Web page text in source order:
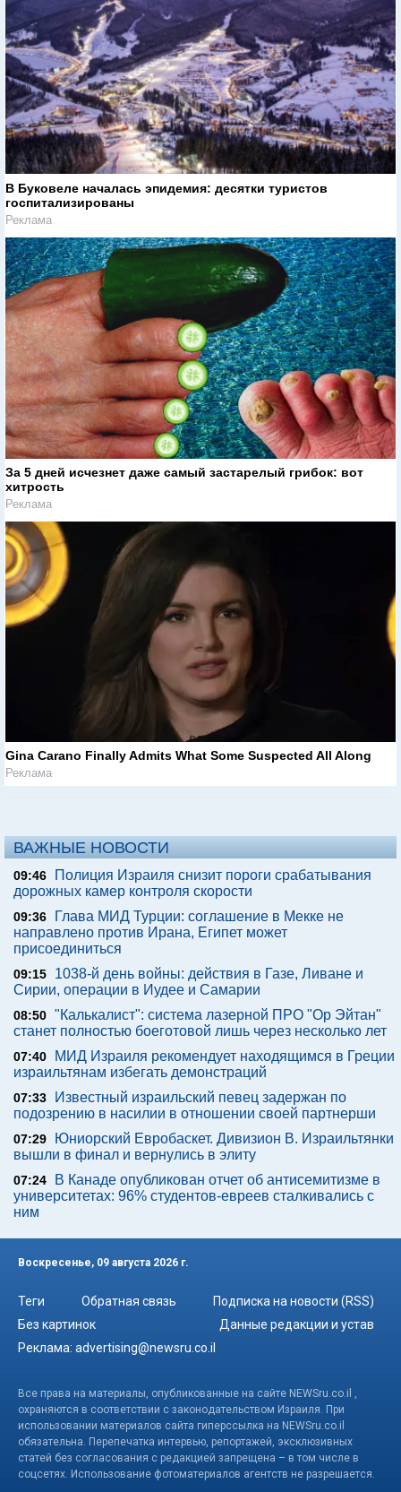
В Буковеле началась эпидемия: десятки туристов
госпитализированы
Реклама
За 5 дней исчезнет даже самый застарелый грибок: вот
хитрость
Реклама
Gina Carano Finally Admits What Some Suspected All Along
Реклама
ВАЖНЫЕ НОВОСТИ
09:46
Полиция Израиля снизит пороги срабатывания
дорожных камер контроля скорости
09:36
Глава МИД Турции: соглашение в Мекке не
направлено против Ирана, Египет может
присоединиться
09:15
1038-й день войны: действия в Газе, Ливане и
Сирии, операции в Иудее и Самарии
08:50 "Калькалист": система лазерной ПРО "Ор Эйтан"
станет полностью боеготовой лишь через несколько лет
07:40
МИД Израиля рекомендует находящимся в Греции
израильтянам избегать демонстраций
07:33
Известный израильский певец задержан по
подозрению в насилии в отношении своей партнерши
07:29
Юниорский Евробаскет. Дивизион В. Израильтянки
вышли в финал и вернулись в элиту
07:24
В Канаде опубликован отчет об антисемитизме в
университетах: 96% студентов-евреев сталкивались с
ним
Воскресенье, 09 августа 2026 г.
Теги Обратная связь
Подписка на новости (RSS)
Без картинок
Данные редакции и устав
Реклама: advertising@newsru.co.il
Все права на материалы, опубликованные на сайте NEWSru.co.il ,
охраняются в соответствии с законодательством Израиля. При
использовании материалов сайта гиперссылка на NEWSru.co.il
обязательна. Перепечатка интервью, репортажей, эксклюзивных
статей без согласования с редакцией запрещена – в том числе в
соцсетях. Использование фотоматериалов агентств не разрешается.